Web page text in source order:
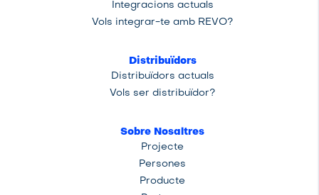
Integracions actuals
Vols integrar-te amb REVO?
Distribuïdors
Distribuïdors actuals
Vols ser distribuïdor?
Sobre Nosaltres
Projecte
Persones
Producte